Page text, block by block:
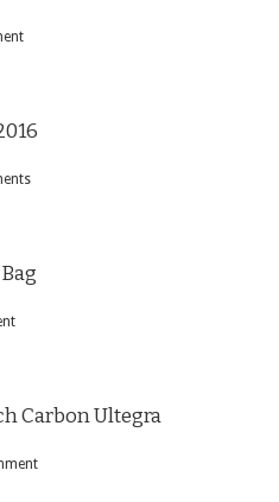
Carbon Ultegra